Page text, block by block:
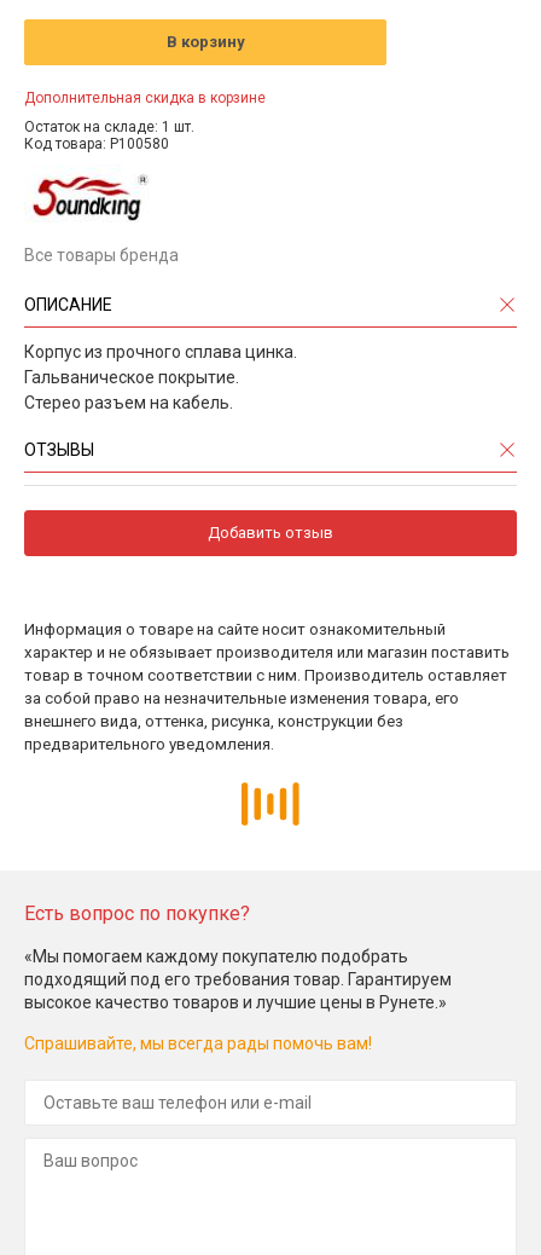
В корзину
Дополнительная скидка в корзине
Остаток на складе: 1 шт.
Код товара: P100580
Все товары бренда
ОПИСАНИЕ
Корпус из прочного сплава цинка.
Гальваническое покрытие.
Стерео разъем на кабель.
ОТЗЫВЫ
Добавить отзыв
Информация о товаре на сайте носит ознакомительный
характер и не обязывает производителя или магазин поставить
товар в точном соответствии с ним. Производитель оставляет
за собой право на незначительные изменения товара, его
внешнего вида, оттенка, рисунка, конструкции без
предварительного уведомления.
Есть вопрос по покупке?
«Мы помогаем каждому покупателю подобрать
подходящий под его требования товар. Гарантируем
высокое качество товаров и лучшие цены в Рунете.»
Спрашивайте, мы всегда рады помочь вам!